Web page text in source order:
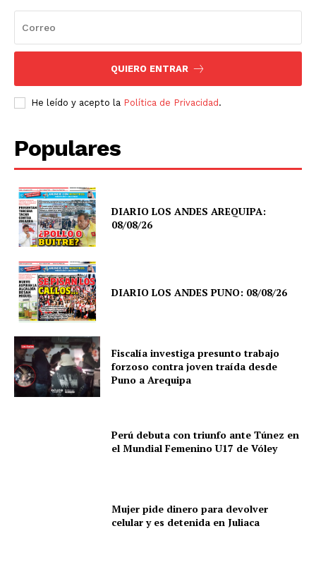
QUIERO ENTRAR
He leído y acepto la Política de Privacidad.
Populares
DIARIO LOS ANDES AREQUIPA:
08/08/26
DIARIO LOS ANDES PUNO: 08/08/26
Fiscalía investiga presunto trabajo
forzoso contra joven traída desde
Puno a Arequipa
Perú debuta con triunfo ante Túnez en
el Mundial Femenino U17 de Vóley
Mujer pide dinero para devolver
celular y es detenida en Juliaca